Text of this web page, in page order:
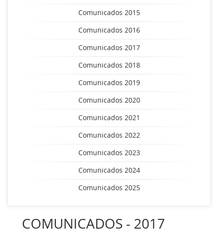
Comunicados 2015
Comunicados 2016
Comunicados 2017
Comunicados 2018
Comunicados 2019
Comunicados 2020
Comunicados 2021
Comunicados 2022
Comunicados 2023
Comunicados 2024
Comunicados 2025
COMUNICADOS - 2017